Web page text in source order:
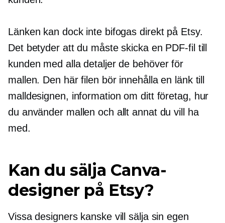
Länken kan dock inte bifogas direkt på Etsy.
Det betyder att du måste skicka en PDF-fil till
kunden med alla detaljer de behöver för
mallen. Den här filen bör innehålla en länk till
malldesignen, information om ditt företag, hur
du använder mallen och allt annat du vill ha
med.
Kan du sälja Canva-
designer på Etsy?
Vissa designers kanske vill sälja sin egen